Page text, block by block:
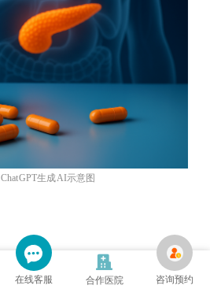
ChatGPT生成AI示意图
在线客服 合作医院 咨询预约